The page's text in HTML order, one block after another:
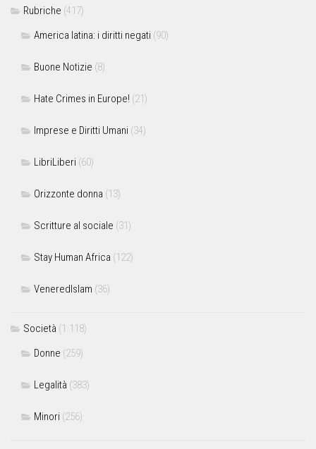
Rubriche (417)
America latina: i diritti negati (90)
Buone Notizie (8)
Hate Crimes in Europe! (21)
Imprese e Diritti Umani (34)
LibriLiberi (60)
Orizzonte donna (13)
Scritture al sociale (31)
Stay Human Africa (122)
VeneredIslam (36)
Società (1.118)
Donne (259)
Legalità (383)
Minori (256)